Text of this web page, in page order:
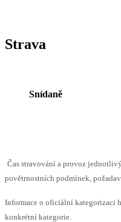
Strava
Snídaně
Čas stravování a provoz
povětrnostních podmínek,
Informace o oficiální kategorizaci
konkrétní kategorie.